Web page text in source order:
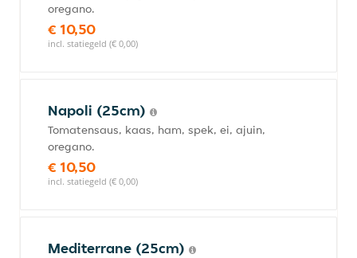
oregano.
€ 10,50
incl. statiegeld (€ 0,00)
Napoli (25cm)
Tomatensaus, kaas, ham, spek, ei, ajuin,
oregano.
€ 10,50
incl. statiegeld (€ 0,00)
Mediterrane (25cm)